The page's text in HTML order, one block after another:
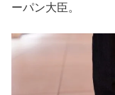
ーパン大臣。